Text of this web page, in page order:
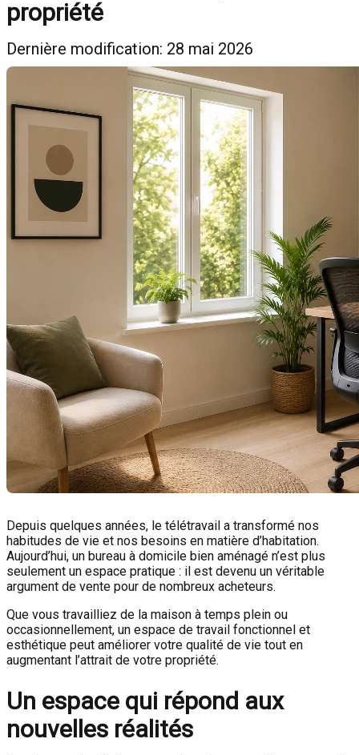
propriété
Dernière modification: 28 mai 2026
Depuis quelques années, le télétravail a transformé nos
habitudes de vie et nos besoins en matière d’habitation.
Aujourd’hui, un bureau à domicile bien aménagé n’est plus
seulement un espace pratique : il est devenu un véritable
argument de vente pour de nombreux acheteurs.
Que vous travailliez de la maison à temps plein ou
occasionnellement, un espace de travail fonctionnel et
esthétique peut améliorer votre qualité de vie tout en
augmentant l’attrait de votre propriété.
Un espace qui répond aux
nouvelles réalités